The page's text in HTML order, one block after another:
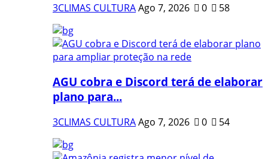
3CLIMAS CULTURAAgo 7, 2026 0 58
AGU cobra e Discord terá de elaborar
plano para...
3CLIMAS CULTURAAgo 7, 2026 0 54